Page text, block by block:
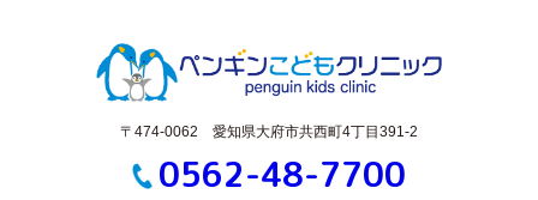
〒474-0062 愛知県大府市共西町4丁目391-2
0562-48-7700